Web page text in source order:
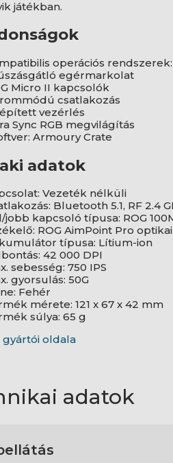
játékban.
operációs rendszerek:
egérmarkolat
Micro II kapcsolók
csatlakozás
vezérlés
Sync RGB megvilágítás
Armoury Crate
adatok
Vezeték nélküli
Bluetooth 5.1, RF 2.4
jobb kapcsoló típusa: ROG
ROG AimPoint Pro
típusa: Lítium-ion
42 000 DPI
sebesség: 750 IPS
gyorsulás: 50G
Fehér
mérete: 121 x 67 x 42 mm
súlya: 65 g
oldala
adatok